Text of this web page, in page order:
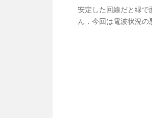
安定した回線だと緑
ん．今回は電波状況